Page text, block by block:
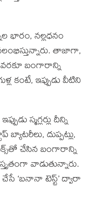
భారం, నల్లధనం
తాజాగా,
వరకూ బంగారాన్ని
కంటే, ఇప్పుడు వీటిని
స్మగ్లర్లు దీన్ని
దుప్పట్లు,
చేసిన బంగారాన్ని
వాడుతున్నారు.
‘బనానా టెస్ట్’ ద్వారా